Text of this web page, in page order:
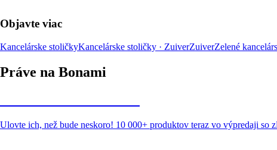
Objavte viac
Kancelárske stoličkyKancelárske stoličky · ZuiverZuiverZelené
Práve na Bonami
Ulovte ich, než bude neskoro! 10 000+ produktov teraz vo výpredaji so